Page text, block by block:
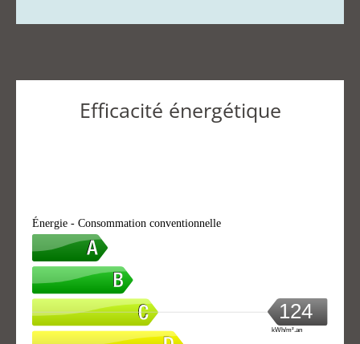
Efficacité énergétique
Énergie - Consommation conventionnelle
124
kWh/m².an